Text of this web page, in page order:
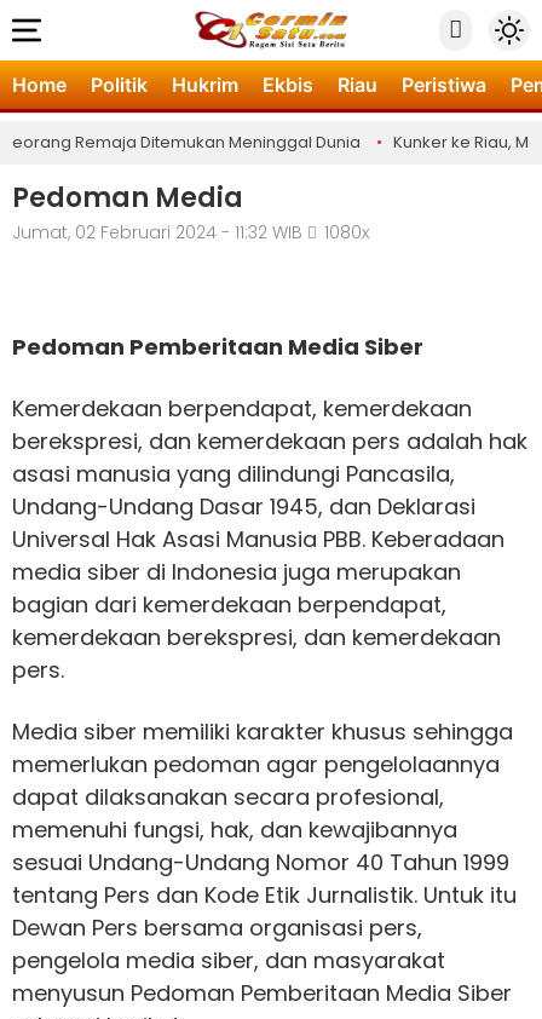
Home Politik Hukrim Ekbis Riau Peristiwa
Remaja Ditemukan Meninggal Dunia • Kunker ke Riau,
Pedoman Media
Jumat, 02 Februari 2024 - 11:32 WIB 1080x
Pedoman Pemberitaan Media Siber
Kemerdekaan berpendapat, kemerdekaan
berekspresi, dan kemerdekaan pers adalah hak
asasi manusia yang dilindungi Pancasila,
Undang-Undang Dasar 1945, dan Deklarasi
Universal Hak Asasi Manusia PBB. Keberadaan
media siber di Indonesia juga merupakan
bagian dari kemerdekaan berpendapat,
kemerdekaan berekspresi, dan kemerdekaan
pers.
Media siber memiliki karakter khusus sehingga
memerlukan pedoman agar pengelolaannya
dapat dilaksanakan secara profesional,
memenuhi fungsi, hak, dan kewajibannya
sesuai Undang-Undang Nomor 40 Tahun 1999
tentang Pers dan Kode Etik Jurnalistik. Untuk itu
Dewan Pers bersama organisasi pers,
pengelola media siber, dan masyarakat
menyusun Pedoman Pemberitaan Media Siber